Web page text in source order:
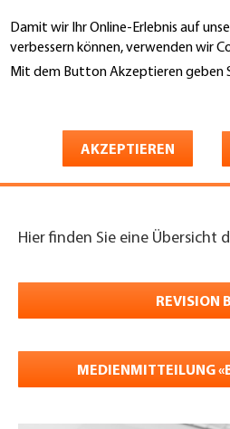
Damit wir Ihr Online-Erlebnis auf
verbessern können, verwenden wir
Mit dem Button Akzeptieren geben
AKZEPTIEREN
zum
Inhalt
Überblick
Hier finden Sie eine Übersicht
REVISION
MEDIENMITTEILUNG